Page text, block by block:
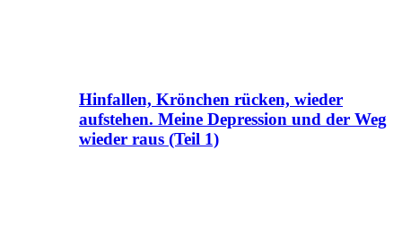
Hinfallen, Krönchen rücken, wieder
aufstehen. Meine Depression und der Weg
wieder raus (Teil 1)